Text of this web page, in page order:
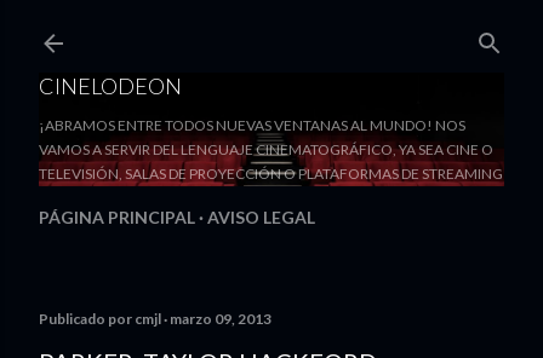
CINELODEON
¡ABRAMOS ENTRE TODOS NUEVAS VENTANAS AL MUNDO! NOS
VAMOS A SERVIR DEL LENGUAJE CINEMATOGRÁFICO, YA SEA CINE O
TELEVISIÓN, SALAS DE PROYECCIÓN O PLATAFORMAS DE STREAMING
PÁGINA PRINCIPAL AVISO LEGAL
Publicado por cmjl marzo 09, 2013